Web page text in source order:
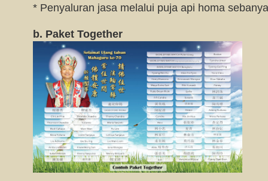
* Penyaluran jasa melalui puja api homa
b. Paket Together